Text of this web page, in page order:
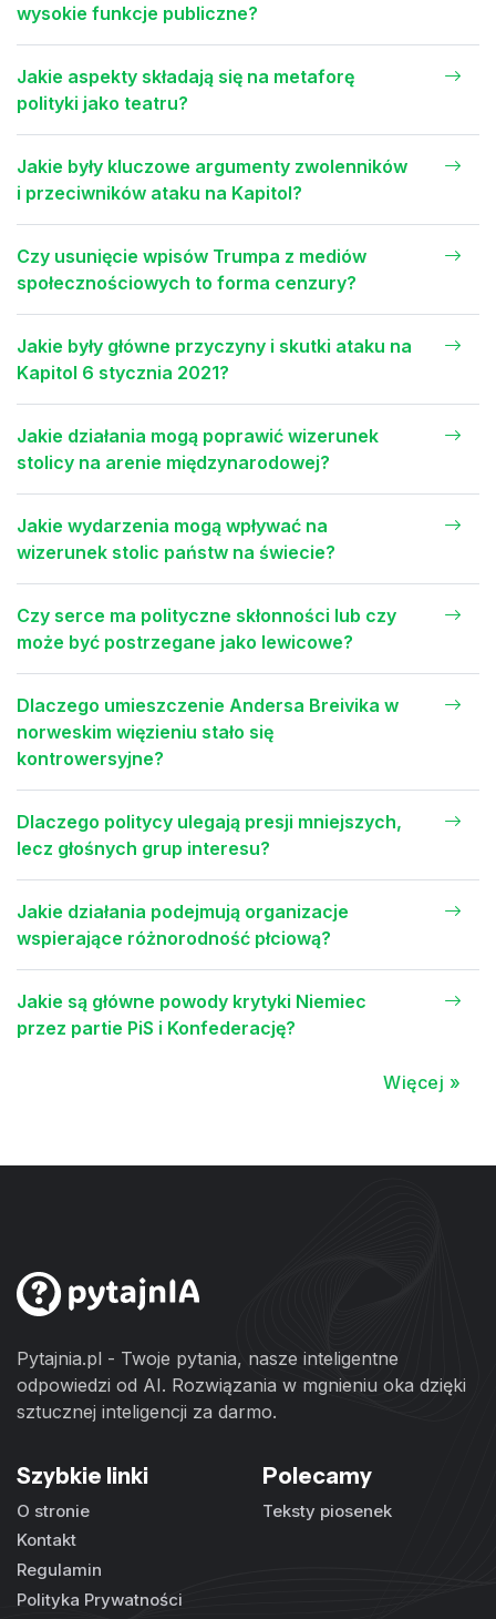
wysokie funkcje publiczne?
Jakie aspekty składają się na metaforę
polityki jako teatru?
Jakie były kluczowe argumenty zwolenników
i przeciwników ataku na Kapitol?
Czy usunięcie wpisów Trumpa z mediów
społecznościowych to forma cenzury?
Jakie były główne przyczyny i skutki ataku na
Kapitol 6 stycznia 2021?
Jakie działania mogą poprawić wizerunek
stolicy na arenie międzynarodowej?
Jakie wydarzenia mogą wpływać na
wizerunek stolic państw na świecie?
Czy serce ma polityczne skłonności lub czy
może być postrzegane jako lewicowe?
Dlaczego umieszczenie Andersa Breivika w
norweskim więzieniu stało się
kontrowersyjne?
Dlaczego politycy ulegają presji mniejszych,
lecz głośnych grup interesu?
Jakie działania podejmują organizacje
wspierające różnorodność płciową?
Jakie są główne powody krytyki Niemiec
przez partie PiS i Konfederację?
Więcej »
Pytajnia.pl - Twoje pytania, nasze inteligentne
odpowiedzi od AI. Rozwiązania w mgnieniu oka dzięki
sztucznej inteligencji za darmo.
Szybkie linki
O stronie
Kontakt
Regulamin
Polityka Prywatności
Polecamy
Teksty piosenek